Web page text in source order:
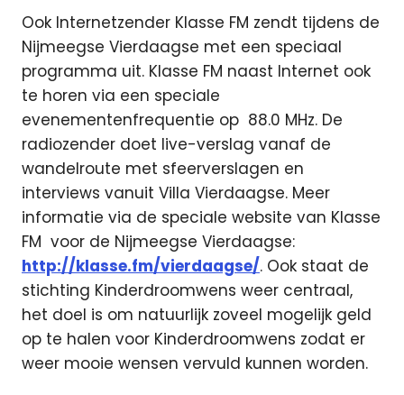
Ook Internetzender Klasse FM zendt tijdens de
Nijmeegse Vierdaagse met een speciaal
programma uit. Klasse FM naast Internet ook
te horen via een speciale
evenementenfrequentie op 88.0 MHz. De
radiozender doet live-verslag vanaf de
wandelroute met sfeerverslagen en
interviews vanuit Villa Vierdaagse. Meer
informatie via de speciale website van Klasse
FM voor de Nijmeegse Vierdaagse:
http://klasse.fm/vierdaagse/. Ook staat de
stichting Kinderdroomwens weer centraal,
het doel is om natuurlijk zoveel mogelijk geld
op te halen voor Kinderdroomwens zodat er
weer mooie wensen vervuld kunnen worden.